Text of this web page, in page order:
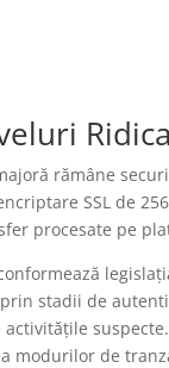
rămâne
SSL de
procesate pe
stadii de
modurilor de